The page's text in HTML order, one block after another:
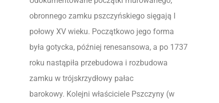
obronnego zamku pszczyńskiego sięgają I
połowy XV wieku. Początkowo jego forma
była gotycka, później renesansowa, a po 1737
roku nastąpiła przebudowa i rozbudowa
zamku w trójskrzydłowy pałac
barokowy. Kolejni właściciele Pszczyny (w